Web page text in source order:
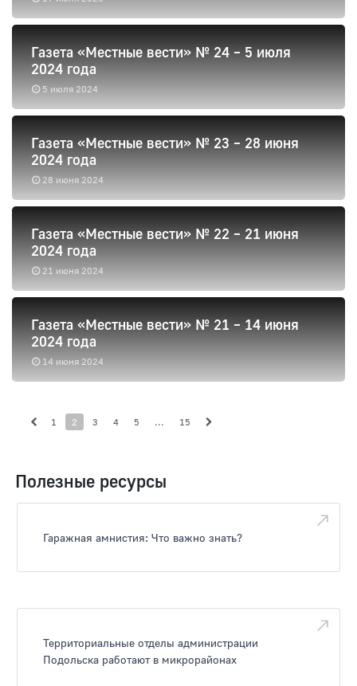
5 июля 2024
Газета «Местные вести» № 24 – 5 июля
2024 года
28 июня 2024
Газета «Местные вести» № 23 – 28 июня
2024 года
21 июня 2024
Газета «Местные вести» № 22 – 21 июня
2024 года
14 июня 2024
Газета «Местные вести» № 21 – 14 июня
2024 года
1 2 3 4 5 ... 15
Полезные ресурсы
Гаражная амнистия: Что важно знать?
Территориальные отделы администрации
Подольска работают в микрорайонах